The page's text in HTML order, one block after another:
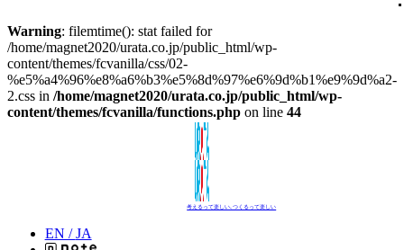
Warning: filemtime(): stat failed for
/home/magnet2020/urata.co.jp/public_html/wp-
content/themes/fcvanilla/css/02-
%e5%a4%96%e8%a6%b3%e5%8d%97%e6%9d%b1%e9%9d%a2-
2.css in /home/magnet2020/urata.co.jp/public_html/wp-
content/themes/fcvanilla/functions.php on line 44
考えるって楽しい､つくるって楽しい
EN /JA